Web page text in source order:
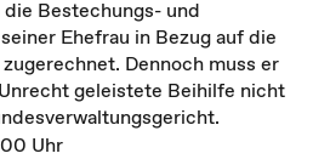
Bestechungs- und
Ehefrau in Bezug auf die
Dennoch muss er
geleistete Beihilfe nicht
Uhr